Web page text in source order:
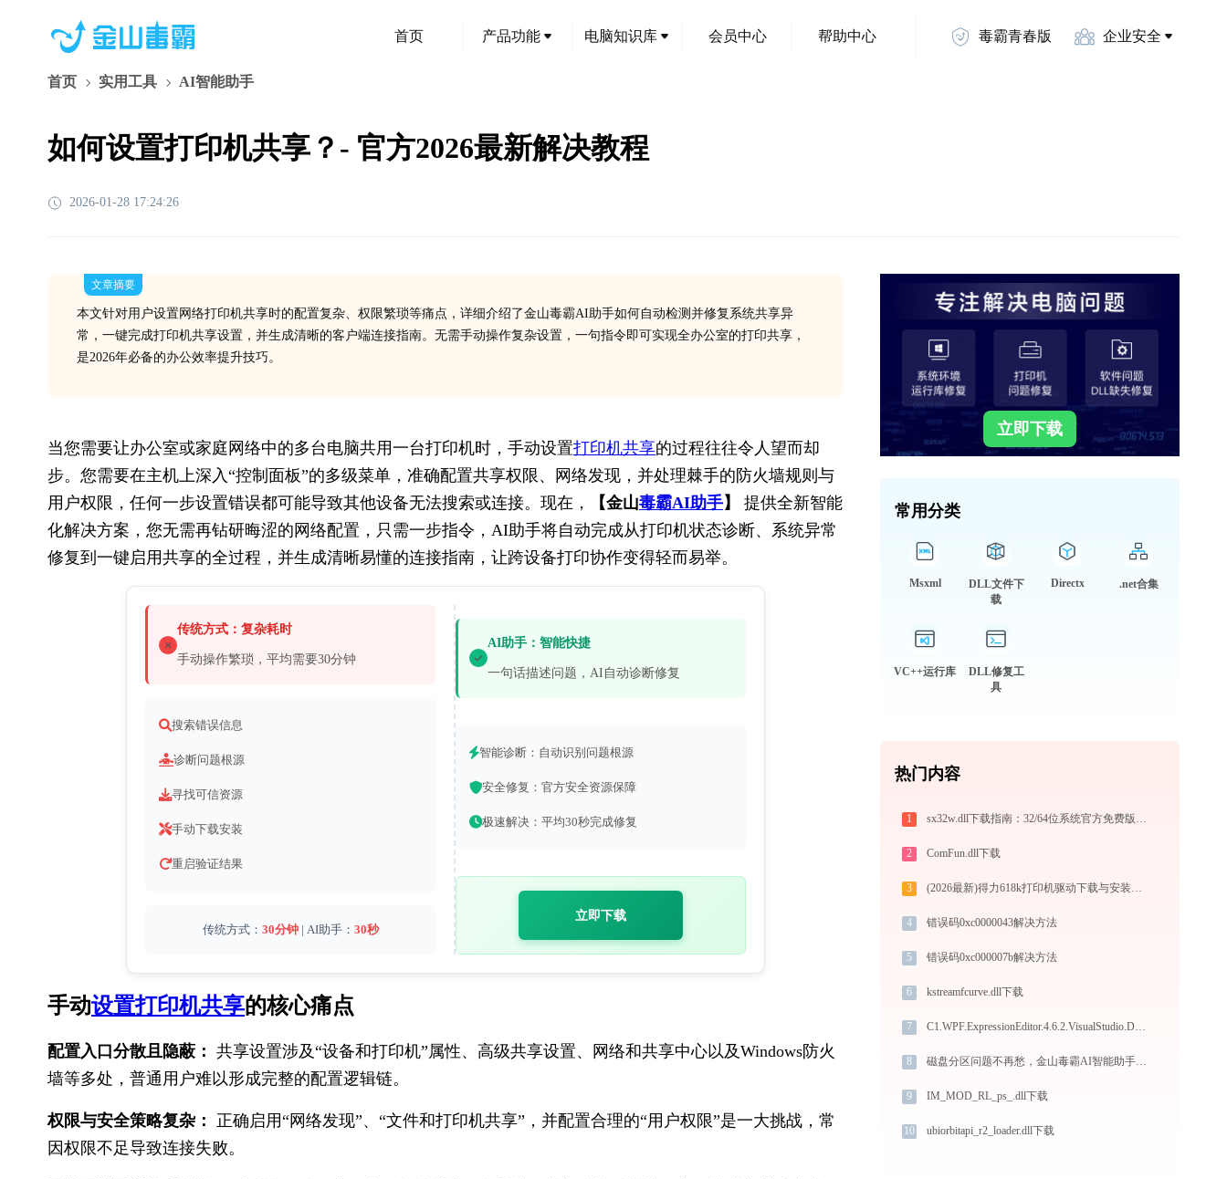
首页 产品功能 电脑知识库 会员中心 帮助中心 毒霸青春版 企业安全
首页 实用工具 AI智能助手
如何设置打印机共享？- 官方2026最新解决教程
2026-01-28 17:24:26
文章摘要
本文针对用户设置网络打印机共享时的配置复杂、权限繁琐等痛点，详细介绍了金山毒霸AI助手如何自动检测并修复系统共享异
常，一键完成打印机共享设置，并生成清晰的客户端连接指南。无需手动操作复杂设置，一句指令即可实现全办公室的打印共享，
是2026年必备的办公效率提升技巧。
当您需要让办公室或家庭网络中的多台电脑共用一台打印机时，手动设置打印机共享的过程往往令人望而却
步。您需要在主机上深入“控制面板”的多级菜单，准确配置共享权限、网络发现，并处理棘手的防火墙规则与
用户权限，任何一步设置错误都可能导致其他设备无法搜索或连接。现在，
【金山毒霸AI助手】
提供全新智能
化解决方案，您无需再钻研晦涩的网络配置，只需一步指令，AI助手将自动完成从打印机状态诊断、系统异常
修复到一键启用共享的全过程，并生成清晰易懂的连接指南，让跨设备打印协作变得轻而易举。
传统方式：复杂耗时
手动操作繁琐，平均需要30分钟
搜索错误信息
诊断问题根源
寻找可信资源
手动下载安装
重启验证结果
传统方式： 30分钟 | AI助手： 30秒
AI助手：智能快捷
一句话描述问题，AI自动诊断修复
智能诊断：自动识别问题根源
安全修复：官方安全资源保障
极速解决：平均30秒完成修复
立即下载
手动设置打印机共享的核​心痛点
配置入口分散且隐蔽： 共享设置涉及“设备和打印机”属性、高级共享设置、网络和共享中心以及Windows防火
墙等多处，普通用户难以形成完整的配置逻辑链。
权限与安全策略复杂：
正确启用“网络发现”、“文件和打印机共享”，并配置合理的“用户权限”是一大挑战，常
因权限不足导致连接失败。
立即下载
常用分类
Msxml
DLL文件下
载
Directx .net合集
VC++运行库
DLL修复工
具
热门内容
1 sx32w.dll下载指南：32/64位系统官方免费版DLL文件修复教程
2 ComFun.dll下载
3 (2026最新)得力618k打印机驱动下载与安装指南：一步步教您操作
4 错误码0xc0000043解决方法
5 错误码0xc000007b解决方法
6 kstreamfcurve.dll下载
7 C1.WPF.ExpressionEditor.4.6.2.VisualStudio.Design.4.0.3.dll下载
8 磁盘分区问题不再愁，金山毒霸AI智能助手一键搞定
9 IM_MOD_RL_ps_.dll下载
10 ubiorbitapi_r2_loader.dll下载